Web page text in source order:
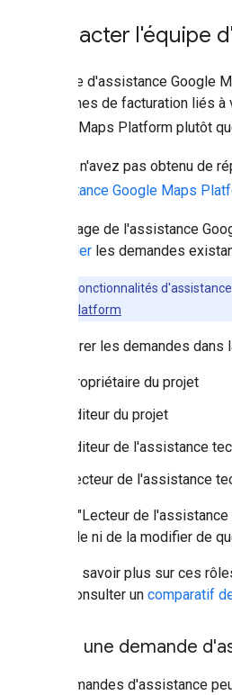
Contacter l'équipe
L'équipe d'assistance Google
problèmes de facturation liés
Google Maps Platform plutôt
Si vous n'avez pas obtenu de
assistance Google Maps
Sur la page de l'assistance
escalader les demandes
Certaines fonctionnalités
Google Maps Platform
Pour gérer les demandes
Propriétaire du projet
Éditeur du projet
Éditeur de l'assistance
Lecteur de l'assistance
Le rôle "Lecteur de
demande ni de la modifier de
Pour en savoir plus sur ces
aussi consulter un comparatif
Créer une demande
Les demandes d'assistance